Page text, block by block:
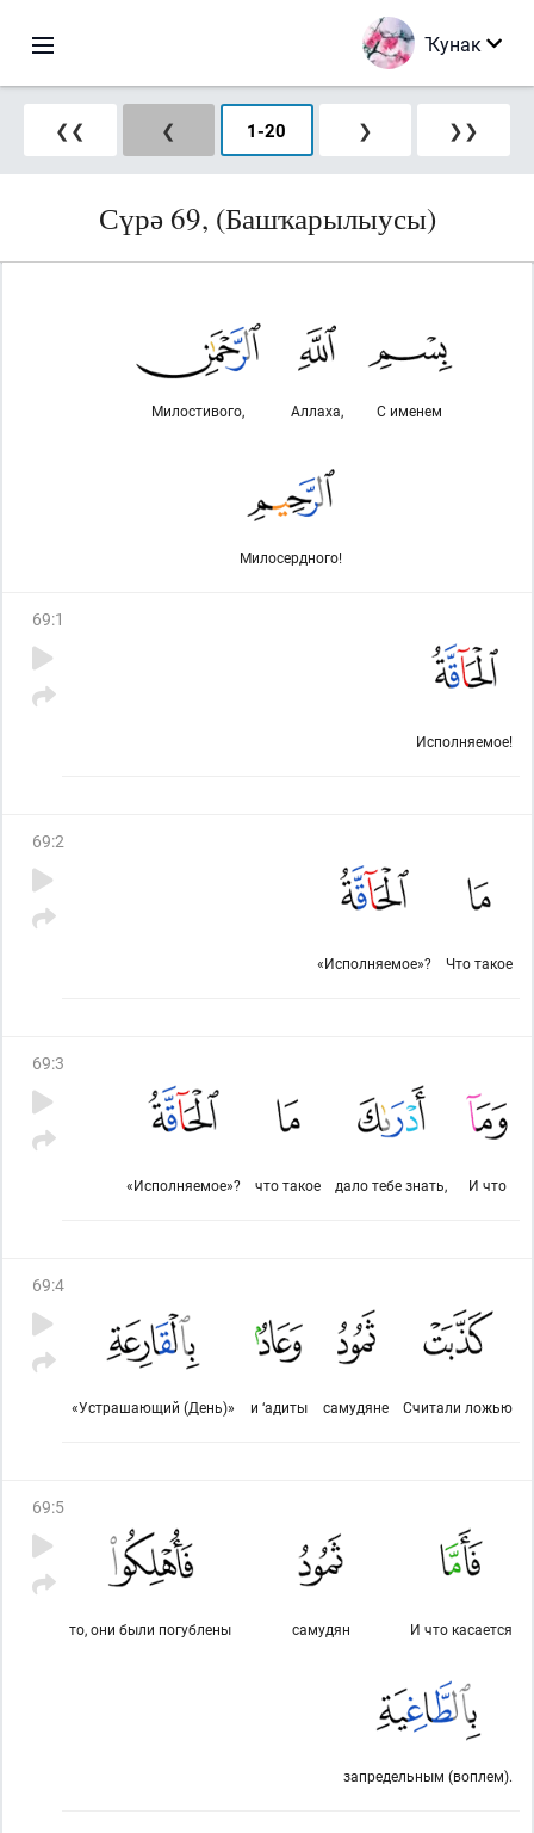
Ҡунак
❮❮ ❮ 1-20 ❯ ❯❯
Сүрә 69, (Башҡарылыусы)
С именем
Аллаха,
Милостивого,
Милосердного!
69:1
Исполняемое!
69:2
Что такое
«Исполняемое»?
69:3
И что
дало тебе знать,
что такое
«Исполняемое»?
69:4
Считали ложью
самудяне
и ‘адиты
«Устрашающий (День)»
69:5
И что касается
самудян
то, они были погублены
запредельным (воплем).